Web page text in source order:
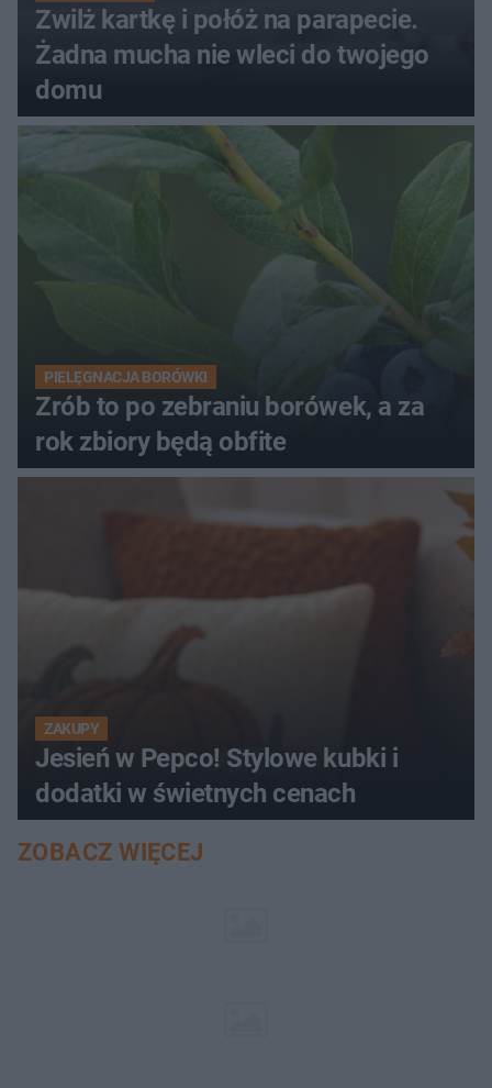
Zwilż kartkę i połóż na parapecie.
Żadna mucha nie wleci do twojego
domu
PIELĘGNACJA BORÓWKI
Zrób to po zebraniu borówek, a za
rok zbiory będą obfite
ZAKUPY
Jesień w Pepco! Stylowe kubki i
dodatki w świetnych cenach
ZOBACZ WIĘCEJ